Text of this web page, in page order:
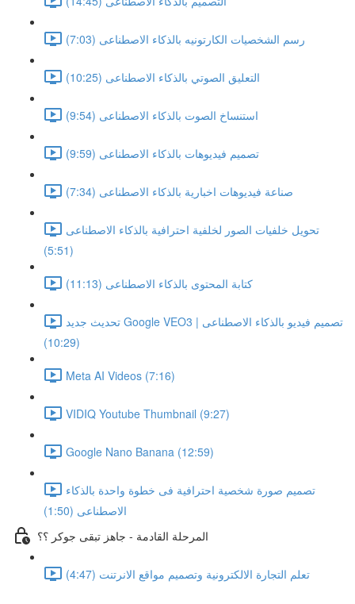
رسم الشخصيات الكارتونيه بالذكاء الاصطناعى (7:03)
التعليق الصوتي بالذكاء الاصطناعى (10:25)
استنساخ الصوت بالذكاء الاصطناعى (9:54)
تصميم فيديوهات بالذكاء الاصطناعى (9:59)
صناعة فيديوهات اخبارية بالذكاء الاصطناعى (7:34)
تحويل خلفيات الصور لخلفية احترافية بالذكاء الاصطناعى
(5:51)
كتابة المحتوى بالذكاء الاصطناعى (11:13)
تحديث جديد Google VEO3 | تصميم فيديو بالذكاء الاصطناعى
(10:29)
Meta AI Videos (7:16)
VIDIQ Youtube Thumbnail (9:27)
Google Nano Banana (12:59)
تصميم صورة شخصية احترافية فى خطوة واحدة بالذكاء
الاصطناعى (1:50)
المرحلة القادمة - جاهز تبقى جوكر ؟؟
تعلم التجارة الالكترونية وتصميم مواقع الانرتنت (4:47)